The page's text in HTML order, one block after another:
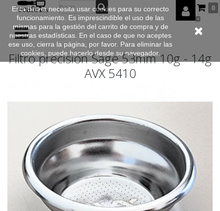
0
0
Filtro precisión Sage 53mm 10g - 14g
AVX 5410
Esta tienda necesita usar cookies para su correcto
funcionamiento. Es imprescindible el uso de las
mismas para la gestión del carrito de compra y de
nuestras estadísticas. En el caso de que no aceptes
ese uso, cierra la página, por favor. Para eliminar las
cookies, puede hacerlo desde su navegador.